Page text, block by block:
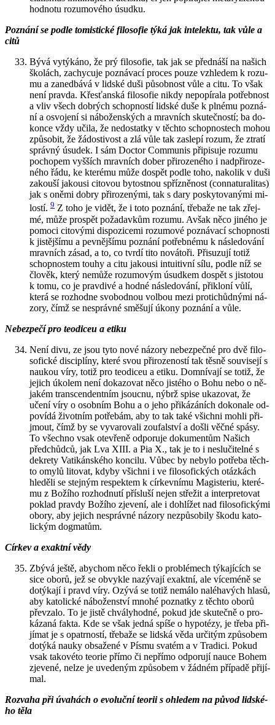
hod­no­tu ro­zu­mo­vé­ho úsud­ku.
Po­zná­ní se podle to­mis­tic­ké fi­lo­so­fie týká jak in­te­lek­tu, tak vůle a
citů
Bývá vy­tý­ká­no, že prý fi­lo­so­fie, tak jak se před­ná­ší na na­šich
ško­lách, za­chy­cu­je po­zná­va­cí pro­ces pouze vzhle­dem k ro­zu­
mu a za­ne­dbá­vá v lid­ské duši pů­sob­nost vůle a citu. To však
není prav­da. Křes­ťan­ská fi­lo­so­fie nikdy ne­po­pí­ra­la po­třeb­nost
a vliv všech dob­rých schop­nos­tí lid­ské duše k pl­né­mu po­zná­
ní a osvo­je­ní si ná­bo­žen­ských a mrav­ních sku­teč­nos­tí; ba do­
kon­ce vždy učila, že ne­do­stat­ky v těch­to schop­nos­tech mohou
způ­so­bit, že žá­dosti­vost a zlá vůle tak za­sle­pí rozum, že ztra­tí
správ­ný úsu­dek. I sám Doc­tor Com­mu­nis při­pi­su­je ro­zu­mu
po­cho­pem vyš­ších mrav­ních dober při­ro­ze­né­ho i nad­při­ro­ze­
né­ho řádu, ke kte­ré­mu může do­spět podle toho, na­ko­lik v duši
za­kou­ší ja­kousi ci­to­vou by­tost­nou spří­z­ně­nost (con­na­tu­ra­li­tas)
jak s oněmi dobry při­ro­ze­ný­mi, tak s dary po­sky­to­va­ný­mi mi­
los­tí. 9 Z toho je vidět, že i toto po­zná­ní, tře­ba­že ne tak zřej­
mé, může pro­spět po­ža­dav­kům ro­zu­mu. Avšak něco ji­né­ho je
po­mo­ci ci­to­vý­mi dis­po­zi­ce­mi ro­zu­mo­vé po­zná­va­cí schop­nos­ti
k jis­těj­ší­mu a pev­něj­ší­mu po­zná­ní po­třeb­né­mu k ná­sle­do­vá­ní
mrav­ních zásad, a to, co tvrdí tito no­vá­to­ři. Při­su­zu­jí totiž
schop­nos­tem touhy a citu ja­kousi in­tu­i­tiv­ní sílu, podle níž se
člo­věk, který ne­mů­že ro­zu­mo­vým úsud­kem do­spět s jis­to­tou
k tomu, co je prav­di­vé a hodné ná­sle­do­vá­ní, při­klo­ní vůlí,
která se roz­hod­ne svo­bod­nou vol­bou mezi pro­ti­chůd­ný­mi ná­
zo­ry, čímž se ne­správ­né smě­šu­jí úkony po­zná­ní a vůle.
Ne­bez­pe­čí pro te­o­di­ceu a etiku
Není divu, ze jsou tyto nové ná­zo­ry ne­bez­peč­né pro dvě fi­lo­
so­fic­ké dis­ci­plí­ny, které svou při­ro­ze­nos­tí tak těsně sou­vi­se­jí s
nau­kou víry, totiž pro te­o­di­ceu a etiku. Do­mní­va­jí se totiž, že
je­jich úko­lem není do­ka­zo­vat něco jis­té­ho o Bohu nebo o ně­
ja­kém transcen­dent­ním jsouc­nu, nýbrž spise uka­zo­vat, že
učení víry o osob­ním Bohu a o jeho při­ká­zá­ních do­ko­na­le od­
po­ví­dá ži­vot­ním po­tře­bám, aby to tak také všich­ni mohli při­
jmout, čímž by se vy­va­ro­va­li zou­fal­ství a došli věčné spásy.
To všech­no vsak ote­vře­ně od­po­ru­je do­ku­men­tům Na­šich
před­chůd­ců, jak Lva XIII. a Pia X., tak je to i ne­slu­či­tel­né s
de­kre­ty Va­ti­kán­ské­ho kon­ci­lu. Vůbec by ne­by­lo po­tře­ba těch­
to omylů li­to­vat, kdyby všich­ni i ve fi­lo­so­fic­kých otáz­kách
hle­dě­li se stej­ným re­spek­tem k cír­kev­ní­mu Magis­te­riu, kte­ré­
mu z Bo­ží­ho roz­hod­nu­tí pří­slu­ší nejen stře­žit a in­ter­pre­to­vat
po­klad prav­dy Bo­ží­ho zje­ve­ní, ale i do­hlí­žet nad fi­lo­so­fic­ký­mi
obory, aby je­jich ne­správ­né ná­zo­ry ne­způ­so­bi­ly škodu ka­to­
lic­kým dogma­tům.
Cír­kev a exakt­ní vědy
Zbývá ještě, abychom něco řekli o pro­blé­mech tý­ka­jí­cích se
sice oborů, jež se ob­vykle na­zý­va­jí exakt­ní, ale ví­ce­mé­ně se
do­tý­ka­jí i pravd víry. Ozývá se totiž ne­má­lo na­lé­ha­vých hlasů,
aby ka­to­lic­ké ná­bo­žen­ství mnohé po­znatky z těch­to oborů
pře­vza­lo. To je jistě chvá­ly­hod­né, pokud jde sku­teč­ně o pro­
ká­za­ná fakta. Kde se však jedná spíše o hy­po­té­zy, je třeba při­
jí­mat je s opa­tr­nos­tí, tře­ba­že se lid­ská věda ur­či­tým způ­so­bem
do­tý­ká nauky ob­sa­že­né v Písmu sva­tém a v Tra­di­ci. Pokud
vsak ta­ko­vé­to te­o­rie přímo či ne­pří­mo od­po­ru­jí nauce Bohem
zje­ve­né, nelze je uve­de­ným způ­so­bem v žád­ném pří­pa­dě při­jí­
mal.
Roz­va­ha při úva­hách o evo­luč­ní te­o­rii s ohle­dem na původ lid­ské­
ho těla